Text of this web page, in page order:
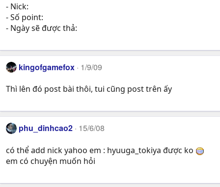
- Nick:
- Số point:
- Ngày sẽ được thả:
kingofgamefox 1/9/09
Thì lên đó post bài thôi, tui cũng post trên ấy
phu_dinhcao2 15/6/08
có thể add nick yahoo em : hyuuga_tokiya được ko
em có chuyện muốn hỏi